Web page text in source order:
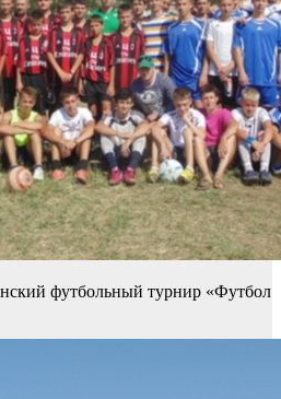
футбольный турнир «Футбол